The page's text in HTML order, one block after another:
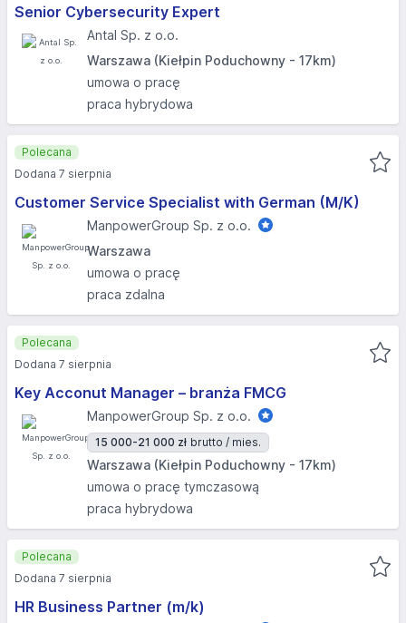
Senior Cybersecurity Expert
Antal Sp. z o.o.
Warszawa (Kiełpin Poduchowny - 17km)
umowa o pracę
praca hybrydowa
Customer Service Specialist with German (M/K)
ManpowerGroup Sp. z o.o.
Warszawa
umowa o pracę
praca zdalna
Polecana
Dodana 7 sierpnia
Key Acconut Manager – branża FMCG
ManpowerGroup Sp. z o.o.
15 000-21 000 zł brutto / mies.
Warszawa (Kiełpin Poduchowny - 17km)
umowa o pracę tymczasową
praca hybrydowa
Polecana
Dodana 7 sierpnia
HR Business Partner (m/k)
Polecana
Dodana 7 sierpnia